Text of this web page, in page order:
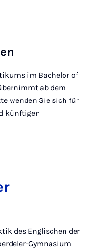
im Bachelor of
ab dem
wenden Sie sich für
künftigen
des Englischen der
Gymnasium